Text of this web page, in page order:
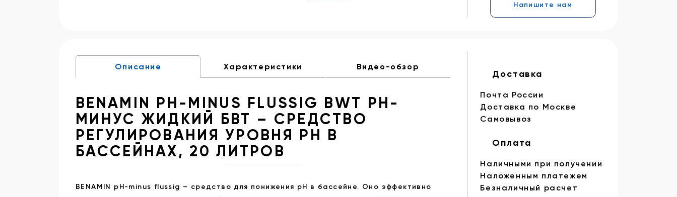
Напишите нам
Описание Характеристики Видео-обзор
BENAMIN PH-MINUS FLUSSIG BWT PH-
МИНУС ЖИДКИЙ БВТ – СРЕДСТВО
РЕГУЛИРОВАНИЯ УРОВНЯ PH В
БАССЕЙНАХ, 20 ЛИТРОВ
BENAMIN pH-minus flussig – средство для понижения pH в бассейне. Оно эффективно
Доставка
Почта России
Доставка по Москве
Самовывоз
Оплата
Наличными при получении
Наложенным платежем
Безналичный расчет